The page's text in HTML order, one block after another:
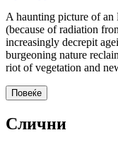
A haunting picture of an
(because of radiation
increasingly decrepit
burgeoning nature
riot of vegetation and
Повеќе
Слични